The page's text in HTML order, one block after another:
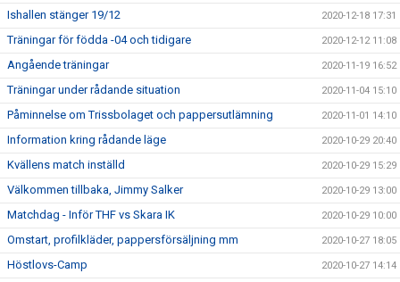
Ishallen stänger 19/12 2020-12-18 17:31
Träningar för födda -04 och tidigare 2020-12-12 11:08
Angående träningar 2020-11-19 16:52
Träningar under rådande situation 2020-11-04 15:10
Påminnelse om Trissbolaget och pappersutlämning 2020-11-01 14:10
Information kring rådande läge 2020-10-29 20:40
Kvällens match inställd 2020-10-29 15:29
Välkommen tillbaka, Jimmy Salker 2020-10-29 13:00
Matchdag - Inför THF vs Skara IK 2020-10-29 10:00
Omstart, profilkläder, pappersförsäljning mm 2020-10-27 18:05
Höstlovs-Camp 2020-10-27 14:14